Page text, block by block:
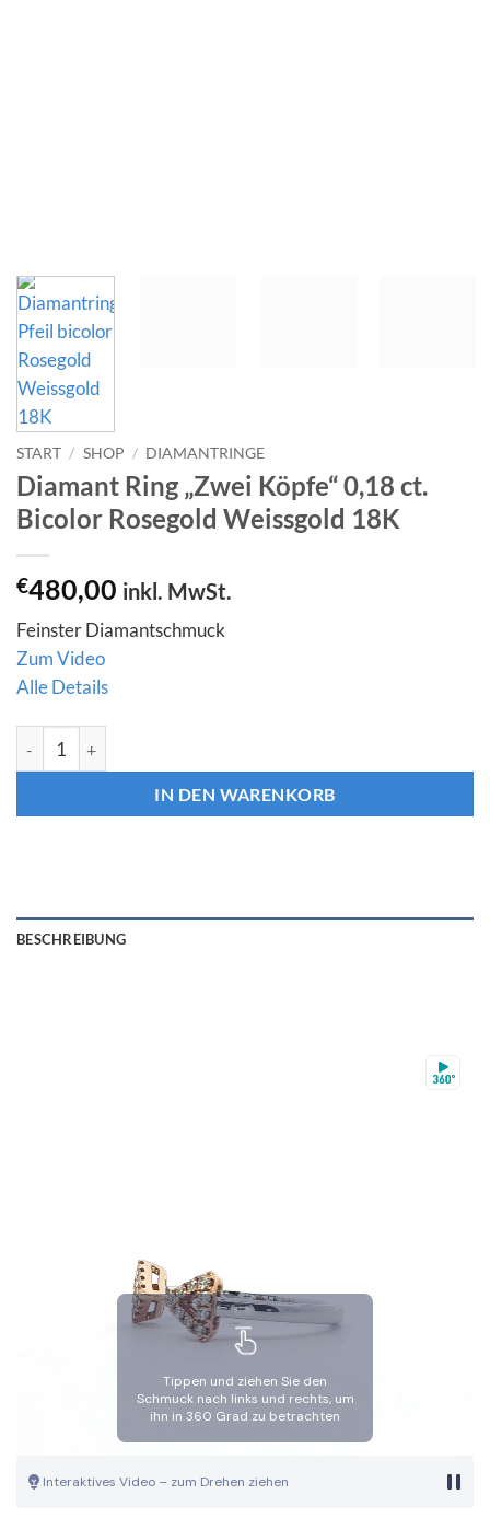
START / SHOP / DIAMANTRINGE
Diamant Ring „Zwei Köpfe“ 0,18 ct.
Bicolor Rosegold Weissgold 18K
€480,00 inkl. MwSt.
Feinster Diamantschmuck
Zum Video
Alle Details
Diamant Ring "Zwei Köpfe" 0,18 ct. Bicolor Rosegold
IN DEN WARENKORB
BESCHREIBUNG